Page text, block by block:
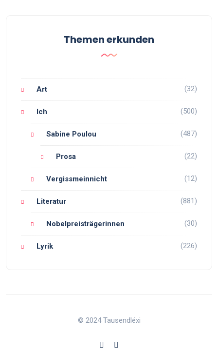
Themen erkunden
Art (32)
Ich (500)
Sabine Poulou (487)
Prosa (22)
Vergissmeinnicht (12)
Literatur (881)
Nobelpreisträgerinnen (30)
Lyrik (226)
© 2024 Tausendléxi